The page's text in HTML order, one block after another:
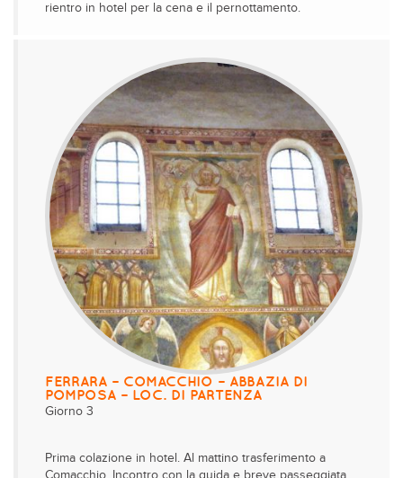
rientro in hotel per la cena e il pernottamento.
FERRARA – COMACCHIO – ABBAZIA DI
POMPOSA – LOC. DI PARTENZA
Giorno 3
Prima colazione in hotel. Al mattino trasferimento a
Comacchio. Incontro con la guida e breve passeggiata